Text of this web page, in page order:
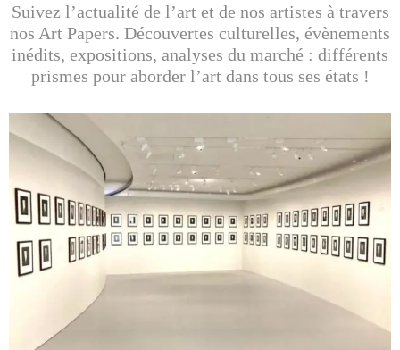
Visitez
notre
Art
notre
Magazine
Contact
Suivez l’actualité de l’art et de nos artistes à travers
nos Art Papers. Découvertes culturelles, évènements
inédits, expositions, analyses du marché : différents
prismes pour aborder l’art dans tous ses états !